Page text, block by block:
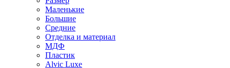
Маленькие
Большие
Средние
Отделка и материал
МДФ
Пластик
Alvic Luxe